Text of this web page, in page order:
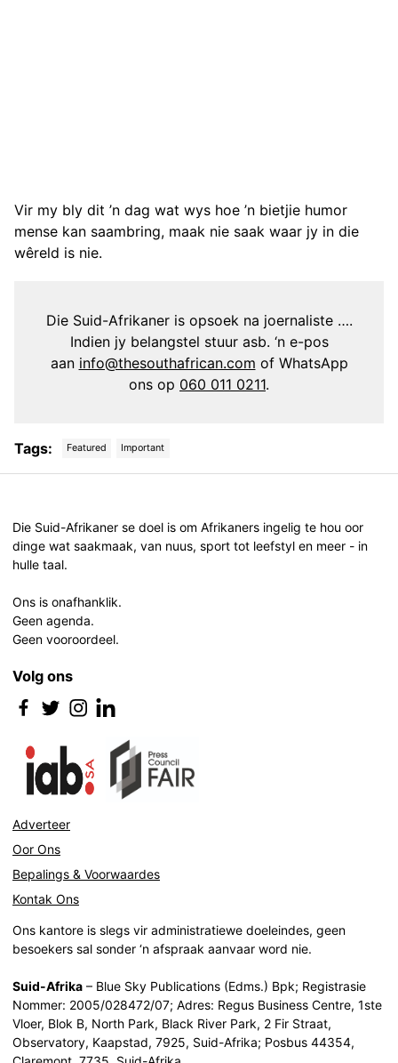
Vir my bly dit ’n dag wat wys hoe ’n bietjie humor
mense kan saambring, maak nie saak waar jy in die
wêreld is nie.
Die Suid-Afrikaner is opsoek na joernaliste ….
Indien jy belangstel stuur asb. ‘n e-pos
aan info@thesouthafrican.com of WhatsApp
ons op 060 011 0211.
Tags: Featured Important
Die Suid-Afrikaner se doel is om Afrikaners ingelig te hou oor
dinge wat saakmaak, van nuus, sport tot leefstyl en meer - in
hulle taal.
Ons is onafhanklik.
Geen agenda.
Geen vooroordeel.
Volg ons
Adverteer
Oor Ons
Bepalings & Voorwaardes
Kontak Ons
Ons kantore is slegs vir administratiewe doeleindes, geen
besoekers sal sonder ‘n afspraak aanvaar word nie.
Suid-Afrika – Blue Sky Publications (Edms.) Bpk; Registrasie
Nommer: 2005/028472/07; Adres: Regus Business Centre, 1ste
Vloer, Blok B, North Park, Black River Park, 2 Fir Straat,
Observatory, Kaapstad, 7925, Suid-Afrika; Posbus 44354,